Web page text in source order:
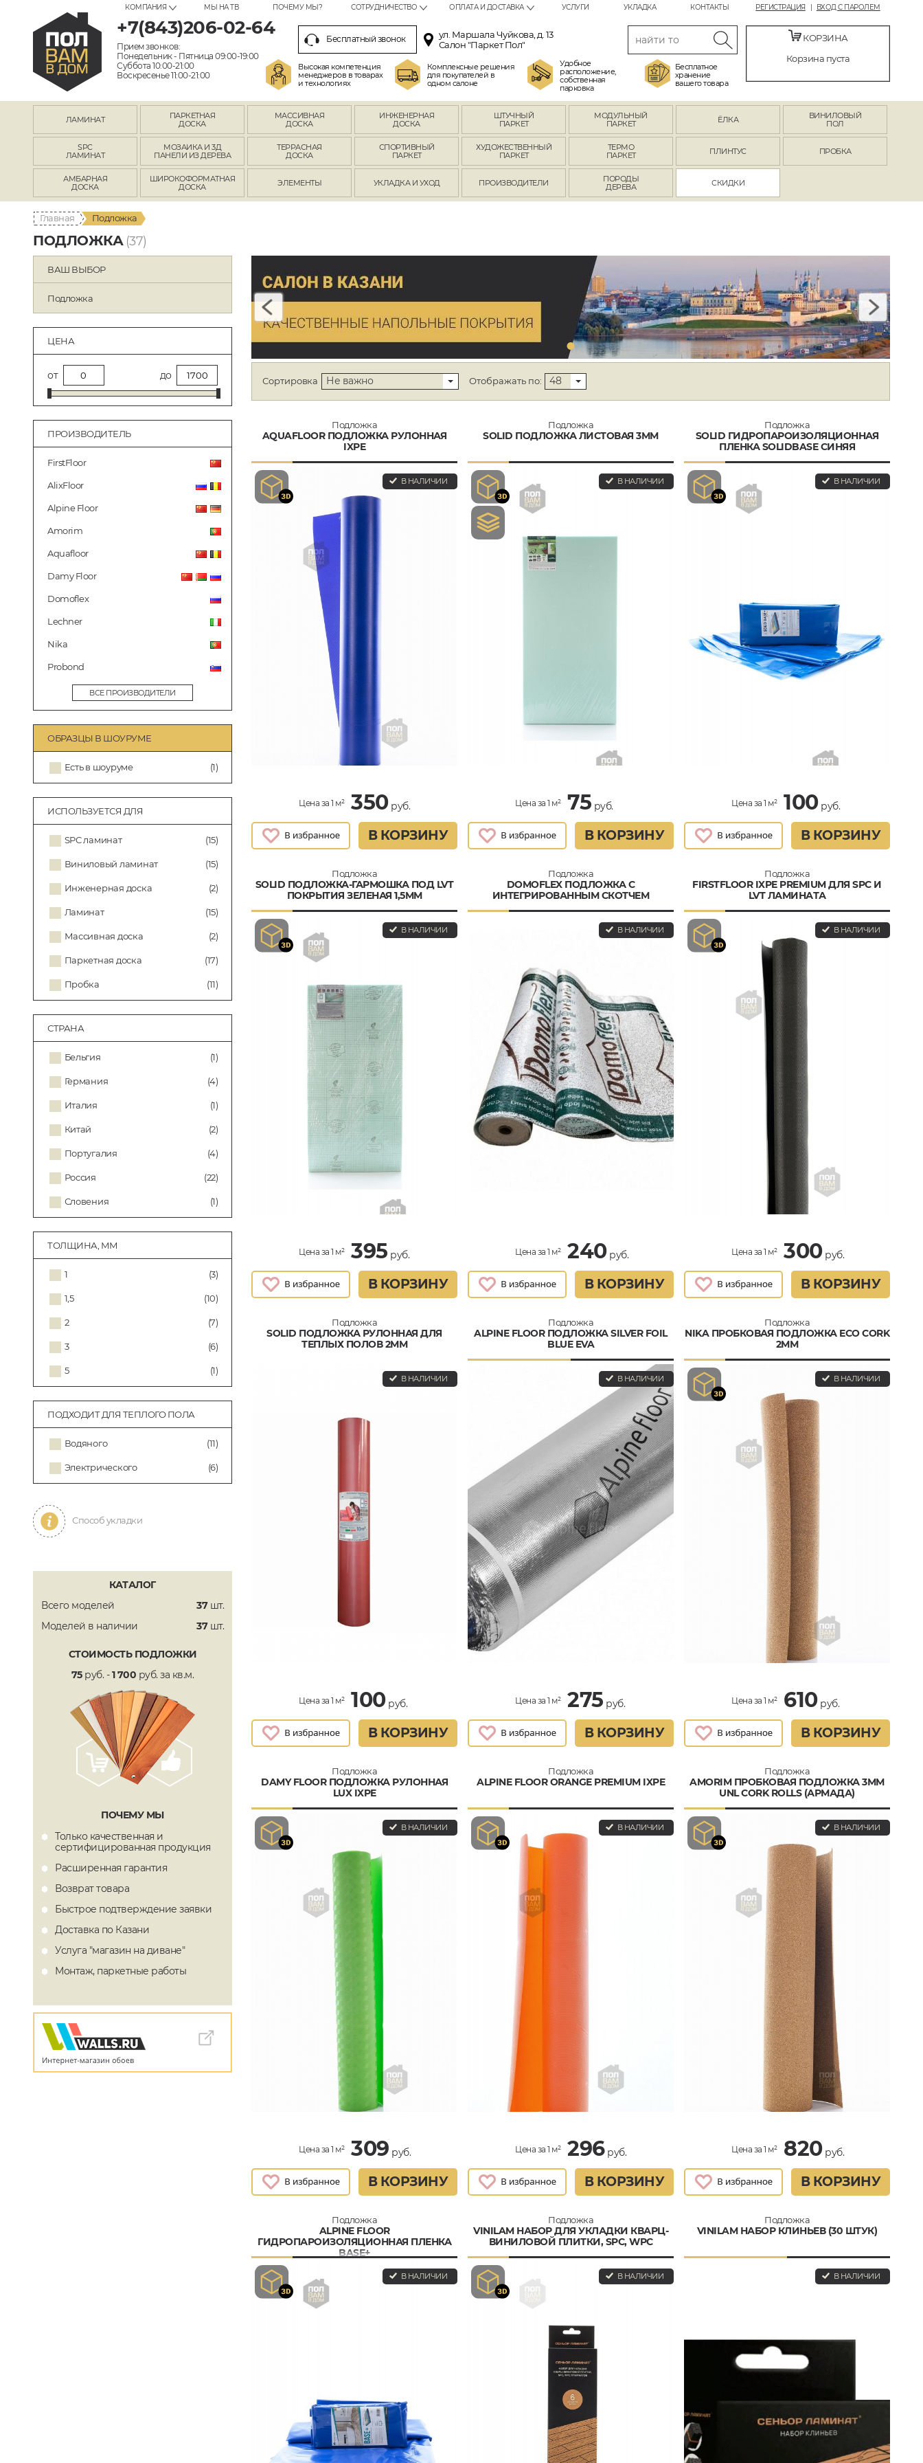
РЕГИСТРАЦИЯ ВХОД С ПАРОЛЕМ
КОМПАНИЯ МЫ НА ТВ ПОЧЕМУ МЫ? СОТРУДНИЧЕСТВО ОПЛАТА И ДОСТАВКА УСЛУГИ УКЛАДКА КОНТАКТЫ
+7(843)206-02-64
Прием звонков:
Понедельник - Пятница 09:00-19:00
Суббота 10:00-21:00
Воскресенье 11:00-21:00
Бесплатный звонок
ул. Маршала Чуйкова, д. 13
Салон "Паркет Пол"
Высокая компетенция
менеджеров в товарах
и технологиях
Комплексные решения
для покупателей в
одном салоне
Удобное
расположение,
собственная
парковка
Бесплатное
хранение
вашего товара
КОРЗИНА
Корзина пуста
ЛАМИНАТ
ПАРКЕТНАЯ
ДОСКА
МАССИВНАЯ
ДОСКА
ИНЖЕНЕРНАЯ
ДОСКА
ШТУЧНЫЙ
ПАРКЕТ
МОДУЛЬНЫЙ
ПАРКЕТ
ЁЛКА
ВИНИЛОВЫЙ
ПОЛ
SPC
ЛАМИНАТ
МОЗАИКА И 3Д
ПАНЕЛИ ИЗ ДЕРЕВА
ТЕРРАСНАЯ
ДОСКА
СПОРТИВНЫЙ
ПАРКЕТ
ХУДОЖЕСТВЕННЫЙ
ПАРКЕТ
ТЕРМО
ПАРКЕТ
ПЛИНТУС ПРОБКА
АМБАРНАЯ
ДОСКА
ШИРОКОФОРМАТНАЯ
ДОСКА
ЭЛЕМЕНТЫ УКЛАДКА И УХОД ПРОИЗВОДИТЕЛИ
ПОРОДЫ
ДЕРЕВА
СКИДКИ
Главная Подложка
ПОДЛОЖКА (37)
ВАШ ВЫБОР
Подложка
ЦЕНА
от до
ПРОИЗВОДИТЕЛЬ
FirstFloor
AlixFloor
Alpine Floor
Amorim
Aquafloor
Damy Floor
Domoflex
Lechner
Nika
Probond
ВСЕ ПРОИЗВОДИТЕЛИ
ОБРАЗЦЫ В ШОУРУМЕ
Есть в шоуруме (1)
ИСПОЛЬЗУЕТСЯ ДЛЯ
SPC ламинат (15)
Виниловый ламинат (15)
Инженерная доска (2)
Ламинат (15)
Массивная доска (2)
Паркетная доска (17)
Пробка (11)
СТРАНА
Бельгия (1)
Германия (4)
Италия (1)
Китай (2)
Португалия (4)
Россия (22)
Словения (1)
ТОЛЩИНА, ММ
1 (3)
1,5 (10)
2 (7)
3 (6)
5 (1)
ПОДХОДИТ ДЛЯ ТЕПЛОГО ПОЛА
Водяного (11)
Электрического (6)
Способ укладки
КАТАЛОГ
Всего моделей
37шт.
Моделей в наличии
37шт.
СТОИМОСТЬ ПОДЛОЖКИ
75руб. -1 700 руб. за кв.м.
ПОЧЕМУ МЫ
Только качественная и
сертифицированная продукция
Расширенная гарантия
Возврат товара
Быстрое подтверждение заявки
Доставка по Казани
Услуга "магазин на диване"
Монтаж, паркетные работы
Сортировка Не важно Отображать по: 48
Подложка
AQUAFLOOR ПОДЛОЖКА РУЛОННАЯ
IXPE
В НАЛИЧИИ
Цена за 1 м² 350руб.
В КОРЗИНУ
Подложка
SOLID ПОДЛОЖКА ЛИСТОВАЯ 3ММ
В НАЛИЧИИ
Цена за 1 м² 75 руб.
В КОРЗИНУ
Подложка
SOLID ГИДРОПАРОИЗОЛЯЦИОННАЯ
ПЛЕНКА SOLIDBASE СИНЯЯ
В НАЛИЧИИ
Цена за 1 м² 100руб.
В КОРЗИНУ
Подложка
SOLID ПОДЛОЖКА-ГАРМОШКА ПОД LVT
ПОКРЫТИЯ ЗЕЛЕНАЯ 1,5ММ
В НАЛИЧИИ
Цена за 1 м² 395 руб.
В КОРЗИНУ
Подложка
DOMOFLEX ПОДЛОЖКА C
ИНТЕГРИРОВАННЫМ СКОТЧЕМ
В НАЛИЧИИ
Цена за 1 м² 240руб.
В КОРЗИНУ
Подложка
FIRSTFLOOR IXPE PREMIUM ДЛЯ SPC И
LVT ЛАМИНАТА
В НАЛИЧИИ
Цена за 1 м² 300руб.
В КОРЗИНУ
Подложка
SOLID ПОДЛОЖКА РУЛОННАЯ ДЛЯ
ТЕПЛЫХ ПОЛОВ 2ММ
В НАЛИЧИИ
Цена за 1 м² 100руб.
В КОРЗИНУ
Подложка
ALPINE FLOOR ПОДЛОЖКА SILVER FOIL
BLUE EVA
В НАЛИЧИИ
Цена за 1 м² 275 руб.
В КОРЗИНУ
Подложка
NIKA ПРОБКОВАЯ ПОДЛОЖКА ECO CORK
2ММ
В НАЛИЧИИ
Цена за 1 м² 610руб.
В КОРЗИНУ
Подложка
DAMY FLOOR ПОДЛОЖКА РУЛОННАЯ
LUX IXPE
В НАЛИЧИИ
Цена за 1 м² 309 руб.
В КОРЗИНУ
Подложка
ALPINE FLOOR ORANGE PREMIUM IXPE
В НАЛИЧИИ
Цена за 1 м² 296руб.
В КОРЗИНУ
Подложка
AMORIM ПРОБКОВАЯ ПОДЛОЖКА 3ММ
UNL CORK ROLLS (АРМАДА)
В НАЛИЧИИ
Цена за 1 м² 820руб.
В КОРЗИНУ
Подложка
ALPINE FLOOR
ГИДРОПАРОИЗОЛЯЦИОННАЯ ПЛЕНКА
BASE+
В НАЛИЧИИ
Подложка
VINILAM НАБОР ДЛЯ УКЛАДКИ КВАРЦ-
ВИНИЛОВОЙ ПЛИТКИ, SPC, WPC
В НАЛИЧИИ
Подложка
VINILAM НАБОР КЛИНЬЕВ (30 ШТУК)
В НАЛИЧИИ